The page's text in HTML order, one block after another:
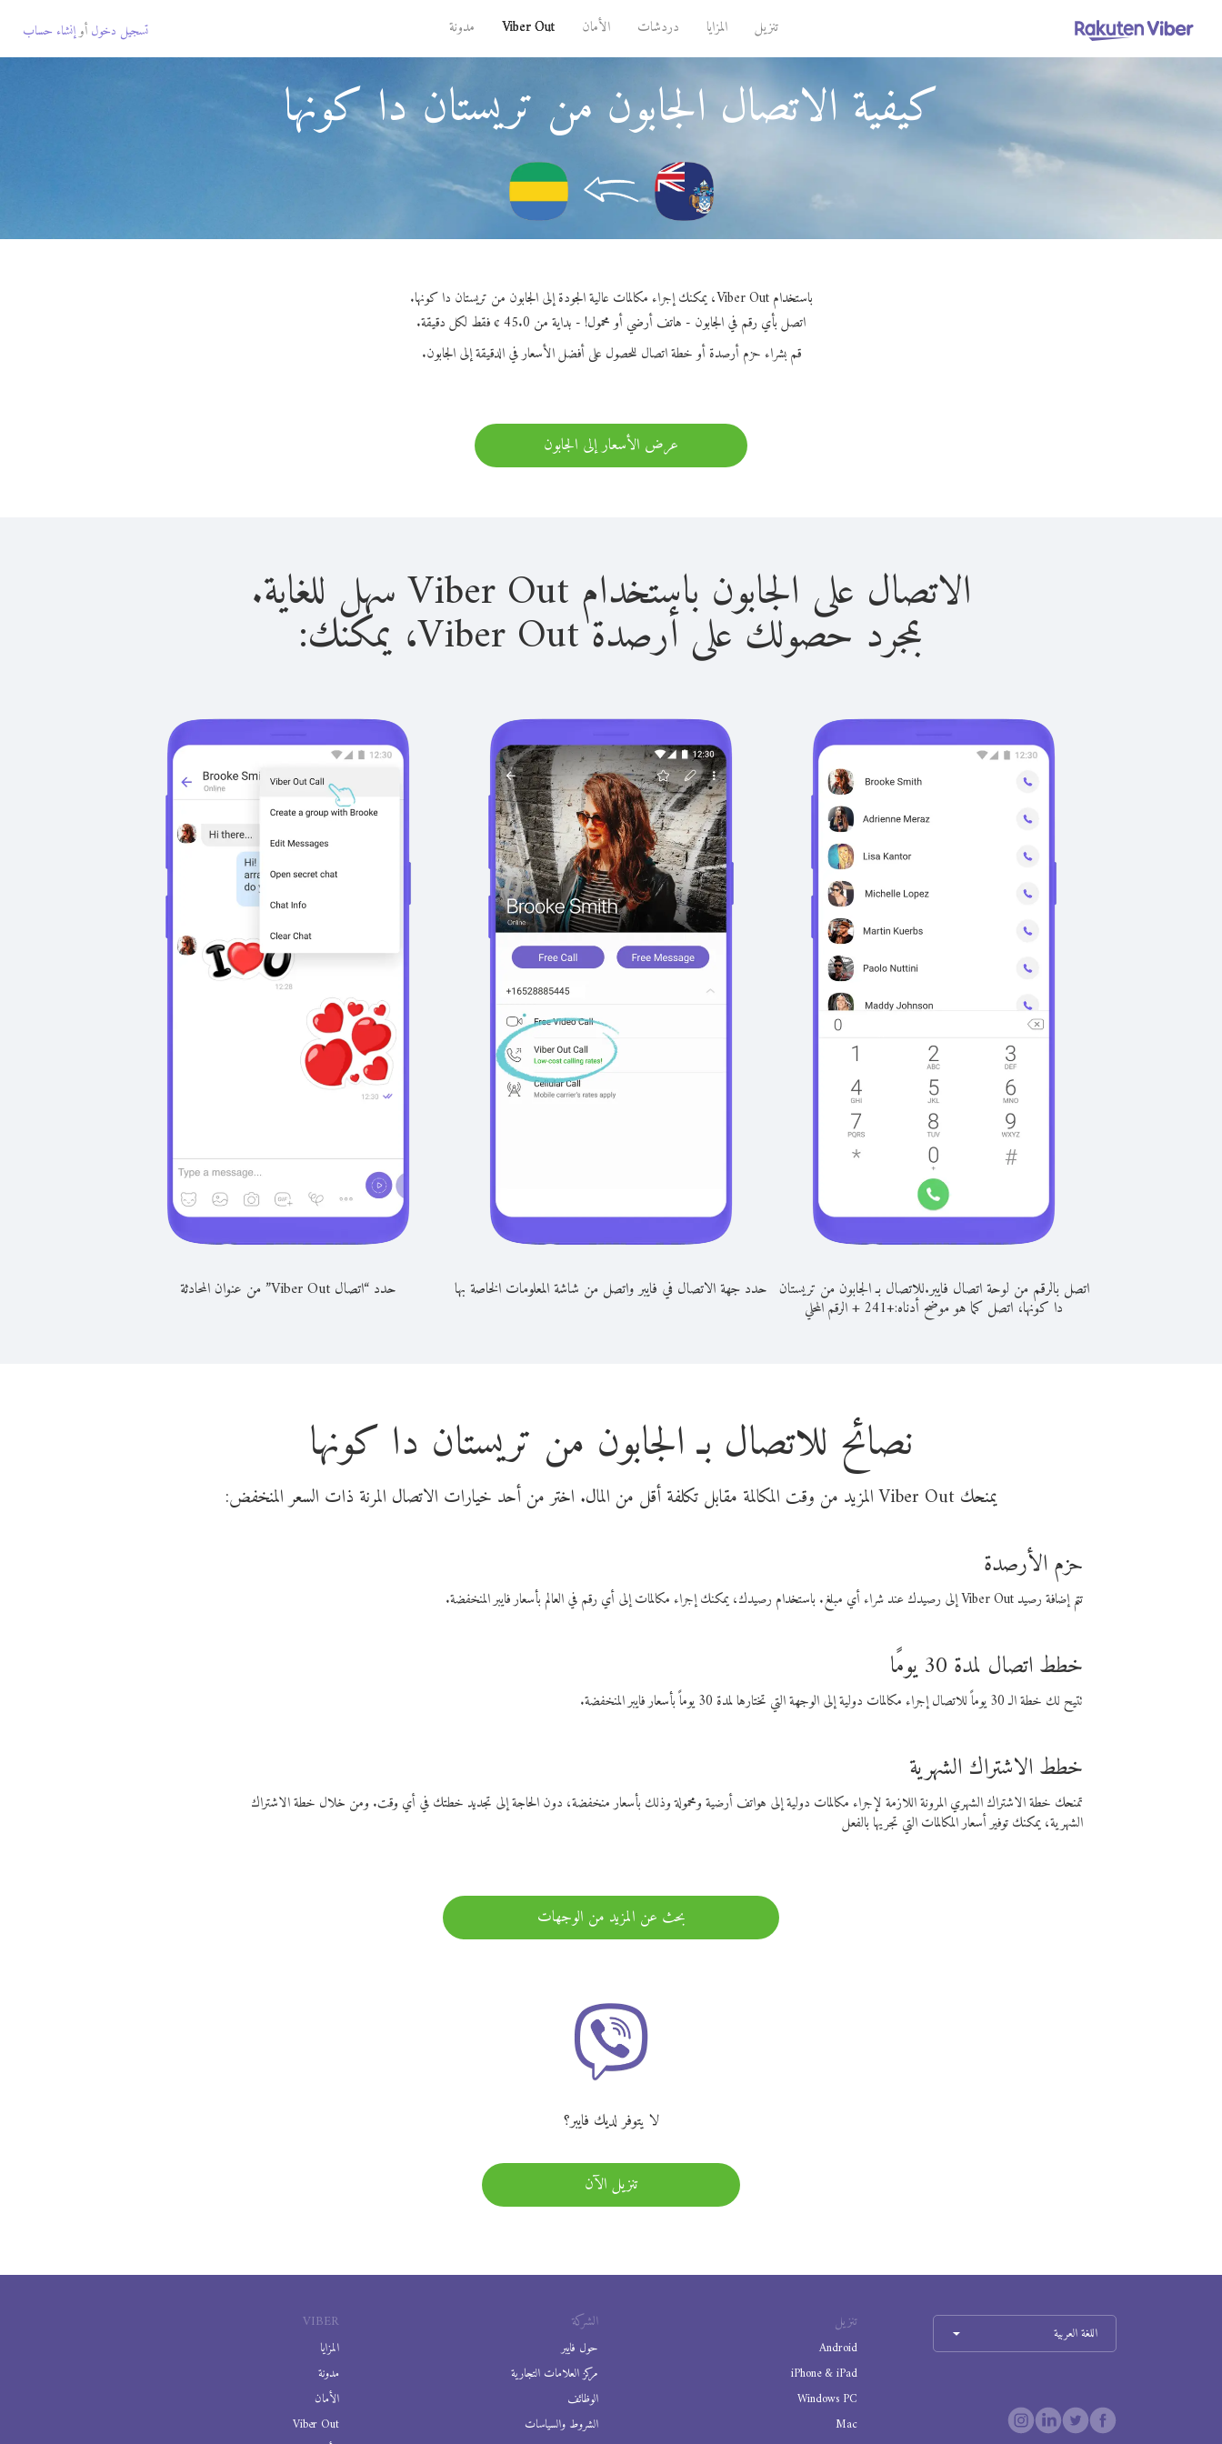
تنزيل المزايا دردشات الأمان Viber Out مدونة تسجيل دخول أوإنشاء حساب
كيفية الاتصال الجابون من تريستان دا كونها
باستخدام Viber Out، يمكنك إجراء مكالمات عالية الجودة إلى الجابون من تريستان دا كونها.
اتصل بأي رقم في الجابون - هاتف أرضي أو محمول! - بداية من 45.0 ¢ فقط لكل دقيقة.
قم بشراء حزم أرصدة أو خطة اتصال للحصول على أفضل الأسعار في الدقيقة إلى الجابون.
عرض الأسعار إلى الجابون
الاتصال على الجابون باستخدام Viber Out سهل للغاية.
بمجرد حصولك على أرصدة Viber Out، يمكنك:
اتصل بالرقم من لوحة اتصال فايبر.للاتصال بـ الجابون من تريستان
دا كونها، اتصل كما هو موضح أدناه:+
241
+الرقم المحلي
حدد جهة الاتصال في فايبر واتصل من شاشة المعلومات الخاصة بها حدد “اتصال Viber Out” من عنوان المحادثة
نصائح للاتصال بـ الجابون من تريستان دا كونها
يمنحك Viber Out المزيد من وقت المكالمة مقابل تكلفة أقل من المال. اختر من أحد خيارات الاتصال المرنة ذات السعر المنخفض:
حزم الأرصدة
تتم إضافة رصيد Viber Out إلى رصيدك عند شراء أي مبلغ. باستخدام رصيدك، يمكنك إجراء مكالمات إلى أي رقم في العالم بأسعار فايبر المنخفضة.
خطط اتصال لمدة 30 يومًا
تتيح لك خطة الـ 30 يوماً للاتصال إجراء مكالمات دولية إلى الوجهة التي تختارها لمدة 30 يوماً بأسعار فايبر المنخفضة.
خطط الاشتراك الشهرية
تمنحك خطة الاشتراك الشهري المرونة اللازمة لإجراء مكالمات دولية إلى هواتف أرضية ومحمولة وذلك بأسعار منخفضة، دون الحاجة إلى تجديد خطتك في أي وقت. ومن خلال خطة الاشتراك
الشهرية، يمكنك توفير أسعار المكالمات التي تجريها بالفعل
بحث عن المزيد من الوجهات
لا يتوفر لديك فايبر؟
تنزيل الآن
VIBER
المزايا
مدونة
الأمان
Viber Out
الشركة
حول فايبر
مركز العلامات التجارية
الوظائف
الشروط والسياسات
تنزيل
Android
iPhone & iPad
Windows PC
Mac
اللغة العربية